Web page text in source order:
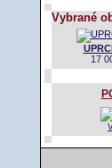
Vybrané
17